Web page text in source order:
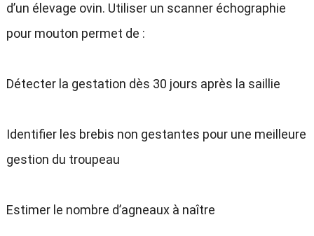
d’un élevage ovin. Utiliser un scanner échographie
pour mouton permet de :
Détecter la gestation dès 30 jours après la saillie
Identifier les brebis non gestantes pour une meilleure
gestion du troupeau
Estimer le nombre d’agneaux à naître